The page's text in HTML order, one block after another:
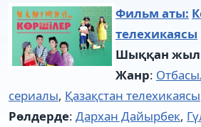
Фильм аты:
телехикаясы
Шыққан
Жанр:
сериалы, Қазақстан телехикаясы
Рөлдерде: Дархан Дайырбек,